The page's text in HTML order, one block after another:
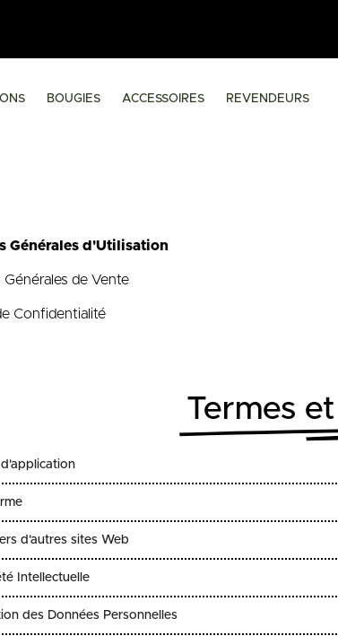
BOUGIES ACCESSOIRES REVENDEURS
Générales d'Utilisation
Générales de Vente
Confidentialité
Termes
d'application
d'autres sites Web
Intellectuelle
des Données Personnelles